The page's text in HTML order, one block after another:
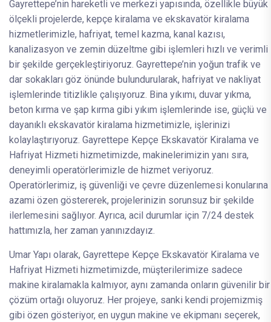
Gayrettepe’nin hareketli ve merkezi yapısında, özellikle büyük
ölçekli projelerde, kepçe kiralama ve ekskavatör kiralama
hizmetlerimizle, hafriyat, temel kazma, kanal kazısı,
kanalizasyon ve zemin düzeltme gibi işlemleri hızlı ve verimli
bir şekilde gerçekleştiriyoruz. Gayrettepe’nin yoğun trafik ve
dar sokakları göz önünde bulundurularak, hafriyat ve nakliyat
işlemlerinde titizlikle çalışıyoruz. Bina yıkımı, duvar yıkma,
beton kırma ve şap kırma gibi yıkım işlemlerinde ise, güçlü ve
dayanıklı ekskavatör kiralama hizmetimizle, işlerinizi
kolaylaştırıyoruz. Gayrettepe Kepçe Ekskavatör Kiralama ve
Hafriyat Hizmeti hizmetimizde, makinelerimizin yanı sıra,
deneyimli operatörlerimizle de hizmet veriyoruz.
Operatörlerimiz, iş güvenliği ve çevre düzenlemesi konularına
azami özen göstererek, projelerinizin sorunsuz bir şekilde
ilerlemesini sağlıyor. Ayrıca, acil durumlar için 7/24 destek
hattımızla, her zaman yanınızdayız.
Umar Yapı olarak, Gayrettepe Kepçe Ekskavatör Kiralama ve
Hafriyat Hizmeti hizmetimizde, müşterilerimize sadece
makine kiralamakla kalmıyor, aynı zamanda onların güvenilir bir
çözüm ortağı oluyoruz. Her projeye, sanki kendi projemizmiş
gibi özen gösteriyor, en uygun makine ve ekipmanı seçerek,